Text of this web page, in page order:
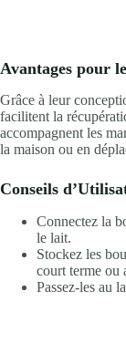
Avantages pour
Grâce à leur
facilitent la
accompagnent les
la maison ou en
Conseils
Connectez la
le lait.
Stockez les
court terme ou
Passez-les au